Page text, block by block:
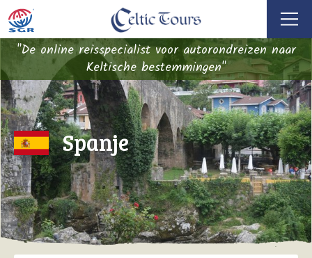
"De online reisspecialist voor autorondreizen naar
Keltische bestemmingen"
Spanje